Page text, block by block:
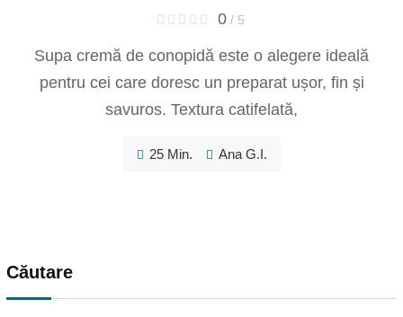
0/ 5
Supa cremă de conopidă este o alegere ideală
pentru cei care doresc un preparat ușor, fin și
savuros. Textura catifelată,
25 Min. Ana G.I.
Căutare